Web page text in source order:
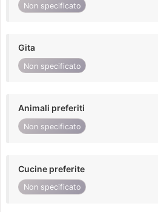
Non specificato
Gita
Non specificato
Animali preferiti
Non specificato
Cucine preferite
Non specificato